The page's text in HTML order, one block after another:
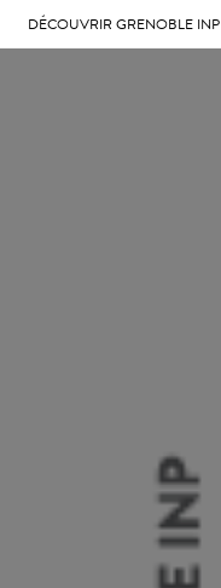
DÉCOUVRIR GRENOBLE INP